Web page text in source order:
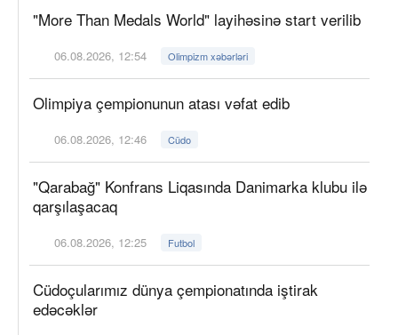
"More Than Medals World" layihəsinə start verilib
06.08.2026, 12:54 Olimpizm xəbərləri
Olimpiya çempionunun atası vəfat edib
06.08.2026, 12:46 Cüdo
"Qarabağ" Konfrans Liqasında Danimarka klubu ilə
qarşılaşacaq
06.08.2026, 12:25 Futbol
Cüdoçularımız dünya çempionatında iştirak
edəcəklər